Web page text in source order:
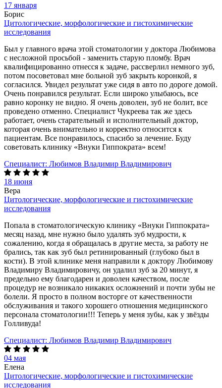
17 января
Борис
Цитологические, морфологические и гистохимические
исследования
Был у главного врача этой стоматологии у доктора Любимова
с несложной просьбой - заменить старую пломбу. Врач
квалифицированно отнесся к задаче, рассверлил немного зуб,
потом посоветовал мне больной зуб закрыть коронкой, я
согласился. Увидел результат уже сидя в авто по дороге домой.
Очень понравился результат. Если широко улыбаюсь, все
равно коронку не видно. Я очень доволен, зуб не болит, все
проведено отменно. Специалист Чукреева так же здесь
работает, очень старательный и исполнительный доктор,
которая очень внимательно и корректно относится к
пациентам. Все понравилось, спасибо за лечение. Буду
советовать клинику «Внуки Гиппократа» всем!
Специалист: Любимов Владимир Владимирович
18 июня
Вера
Цитологические, морфологические и гистохимические
исследования
Попала в стоматологическую клинику «Внуки Гиппократа»
месяц назад, мне нужно было удалять зуб мудрости, к
сожалению, когда я обращалась в другие места, за работу не
брались, так как зуб был ретинированный (глубоко был в
кости). В этой клинике меня направили к доктору Любимову
Владимиру Владимировичу, он удалил зуб за 20 минут, я
предельно ему благодарен и доволен качеством, после
процедур не возникало никаких осложнений и почти зубы не
болели. Я просто в полном восторге от качественности
обслуживания и такого хорошего отношения медицинского
персонала стоматологии!!! Теперь у меня зубы, как у звёзды
Голливуда!
Специалист: Любимов Владимир Владимирович
04 мая
Елена
Цитологические, морфологические и гистохимические
исследования